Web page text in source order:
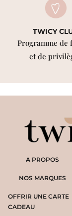
TWICY
Programme de
et de
A PROPOS
NOS MARQUES
OFFRIR UNE CARTE
CADEAU